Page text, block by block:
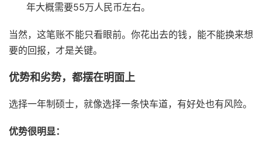
年大概需要55万人民币左右。
当然，这笔账不能只看眼前。你花出去的钱，能不能换来想
要的回报，才是关键。
优势和劣势，都摆在明面上
选择一年制硕士，就像选择一条快车道，有好处也有风险。
优势很明显：